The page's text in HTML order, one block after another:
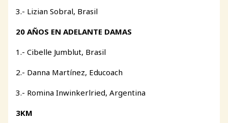
3.- Lizian Sobral, Brasil
20 AÑOS EN ADELANTE DAMAS
1.- Cibelle Jumblut, Brasil
2.- Danna Martínez, Educoach
3.- Romina Inwinkerlried, Argentina
3KM